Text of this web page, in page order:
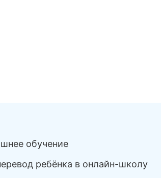
обучение
ребёнка в онлайн-школу